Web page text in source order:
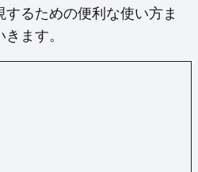
するための便利な使い方ま
ます。